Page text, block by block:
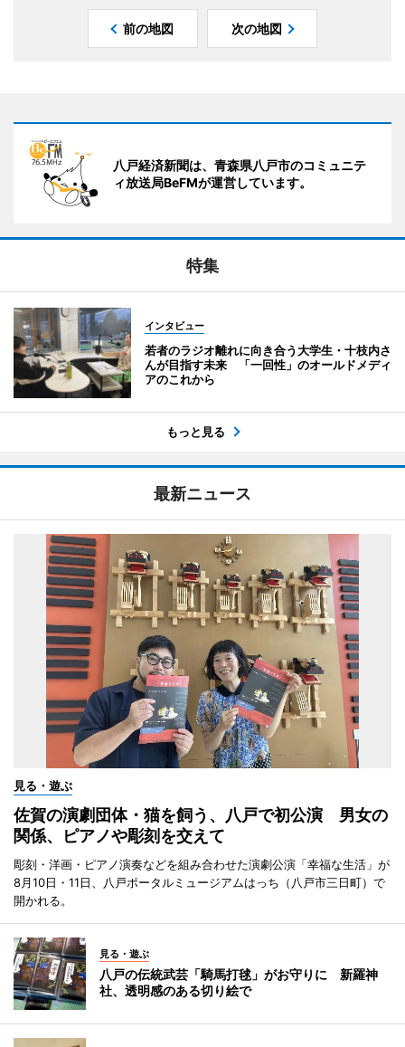
前の地図 次の地図
八戸経済新聞は、青森県八戸市のコミュニテ
ィ放送局BeFMが運営しています。
特集
インタビュー
若者のラジオ離れに向き合う大学生・十枝内さ
んが目指す未来 「一回性」のオールドメディ
アのこれから
もっと見る
最新ニュース
見る・遊ぶ
佐賀の演劇団体・猫を飼う、八戸で初公演 男女の
関係、ピアノや彫刻を交えて
彫刻・洋画・ピアノ演奏などを組み合わせた演劇公演「幸福な生活」が
8月10日・11日、八戸ポータルミュージアムはっち（八戸市三日町）で
開かれる。
見る・遊ぶ
八戸の伝統武芸「騎馬打毬」がお守りに 新羅神
社、透明感のある切り絵で